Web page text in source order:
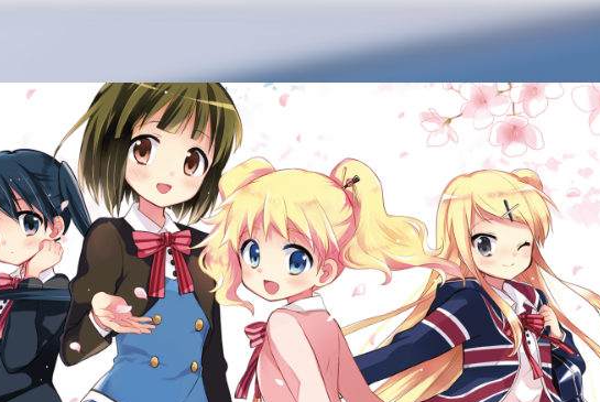
公交车司机终于在众人的指责中将座位让给了老太太